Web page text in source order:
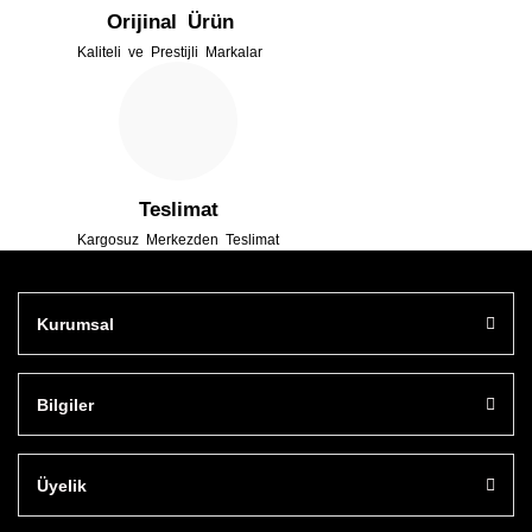
Orijinal Ürün
Kaliteli ve Prestijli Markalar
Teslimat
Kargosuz Merkezden Teslimat
Kurumsal
Bilgiler
Üyelik